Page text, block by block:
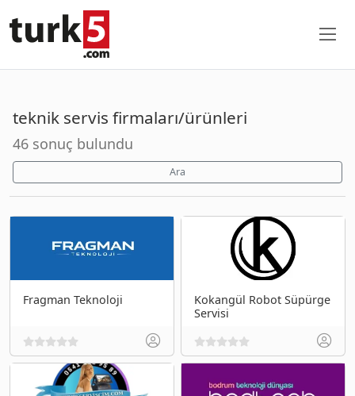
teknik servis firmaları/ürünleri
46 sonuç bulundu
Ara
Fragman Teknoloji
Kokangül Robot Süpürge
Servisi